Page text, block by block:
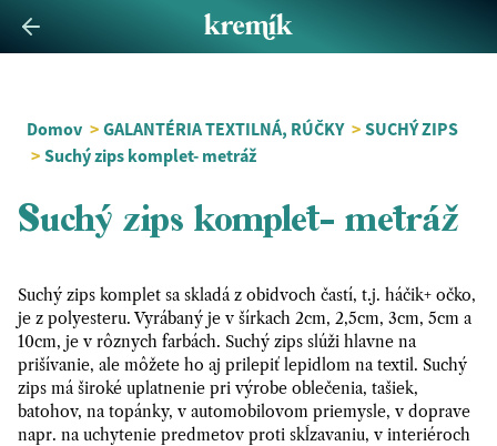
Domov > GALANTÉRIA TEXTILNÁ, RÚČKY > SUCHÝ ZIPS
> Suchý zips komplet- metráž
Suchý zips komplet- metráž
Suchý zips komplet sa skladá z obidvoch častí, t.j. háčik+ očko,
je z polyesteru. Vyrábaný je v šírkach 2cm, 2,5cm, 3cm, 5cm a
10cm, je v rôznych farbách. Suchý zips slúži hlavne na
prišívanie, ale môžete ho aj prilepiť lepidlom na textil. Suchý
zips má široké uplatnenie pri výrobe oblečenia, tašiek,
batohov, na topánky, v automobilovom priemysle, v doprave
napr. na uchytenie predmetov proti skĺzavaniu, v interiéroch